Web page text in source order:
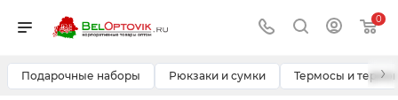
0
Подарочные наборы Рюкзаки и сумки Термосы и ›